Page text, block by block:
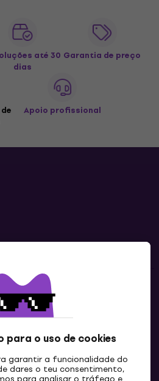
para o uso de cookies
garantir a funcionalidade do
dares o teu consentimento,
até 30
dias
Garantia de preço
Apoio profissional
nos